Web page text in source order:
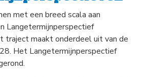
met een breed scala aan
Langetermijnperspectief
traject maakt onderdeel uit van de
Het Langetermijnperspectief